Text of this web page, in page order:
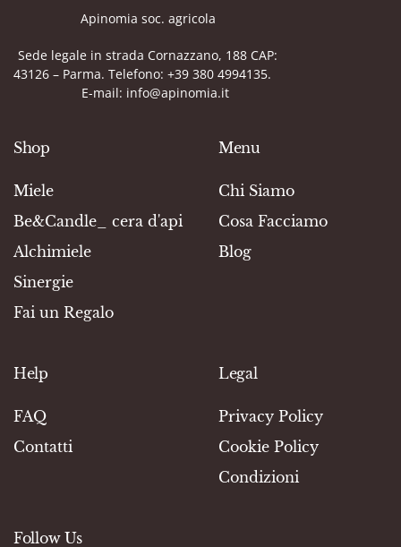
Apinomia soc. agricola
Sede legale in strada Cornazzano, 188 CAP:
43126 – Parma. Telefono: +39 380 4994135.
E-mail: info@apinomia.it
Shop
Miele
Be&Candle_ cera d'api
Alchimiele
Sinergie
Fai un Regalo
Menu
Chi Siamo
Cosa Facciamo
Blog
Help
FAQ
Contatti
Legal
Privacy Policy
Cookie Policy
Condizioni
Follow Us